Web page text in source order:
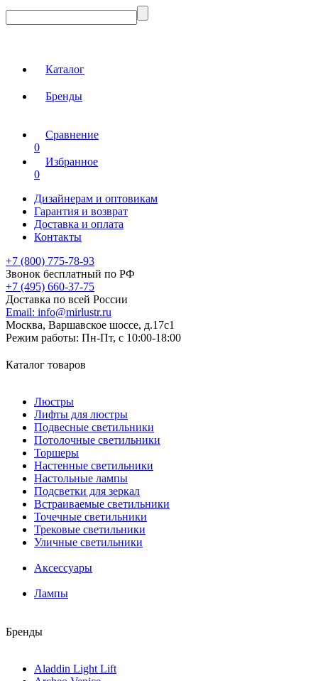
Каталог
Бренды
Сравнение
0
Избранное
0
Дизайнерам и оптовикам
Гарантия и возврат
Доставка и оплата
Контакты
+7 (800) 775-78-93
Звонок бесплатный по РФ
+7 (495) 660-37-75
Доставка по всей России
Email: info@mirlustr.ru
Москва, Варшавское шоссе, д.17c1
Режим работы: Пн-Пт, с 10:00-18:00
Каталог товаров
Люстры
Лифты для люстры
Подвесные светильники
Потолочные светильники
Торшеры
Настенные светильники
Настольные лампы
Подсветки для зеркал
Встраиваемые светильники
Точечные светильники
Трековые светильники
Уличные светильники
Аксессуары
Лампы
Бренды
Aladdin Light Lift